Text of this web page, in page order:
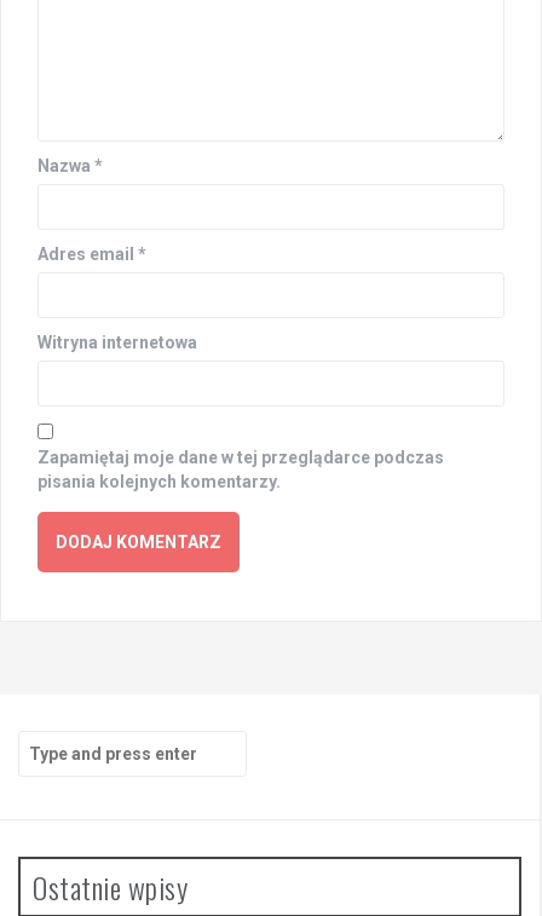
Nazwa *
Adres email *
Witryna internetowa
Zapamiętaj moje dane w tej przeglądarce podczas
pisania kolejnych komentarzy.
Search
for:
Ostatnie wpisy